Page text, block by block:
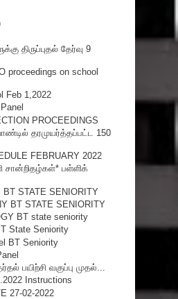
திருப்புதல் தேர்வு 9
proceedings on school
Feb 1,2022
PROCEEDINGS
தரமுயர்த்தப்பட்ட 150
FEBRUARY 2022
சான்றிதழ்கள்* பள்ளிக்
BT STATE SENIORITY
BT STATE SENIORITY
BT state seniority
State Seniority
BT Seniority
பயிற்சி வகுப்பு முதல்...
Instructions
27-02-2022